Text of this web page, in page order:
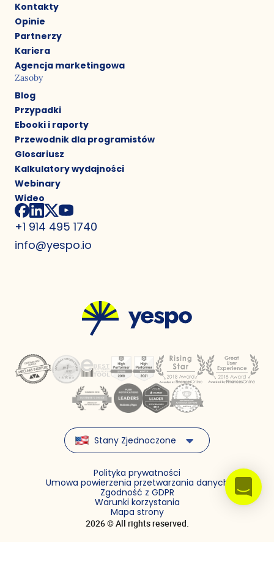
Kontakty
Opinie
Partnerzy
Kariera
Agencja marketingowa
Zasoby
Blog
Przypadki
Ebooki i raporty
Przewodnik dla programistów
Glosariusz
Kalkulatory wydajności
Webinary
Wideo
+1 914 495 1740
info@yespo.io
Stany Zjednoczone
2026 © All rights reserved.
Polityka prywatności
Umowa powierzenia przetwarzania danych
Zgodność z GDPR
Warunki korzystania
Mapa strony